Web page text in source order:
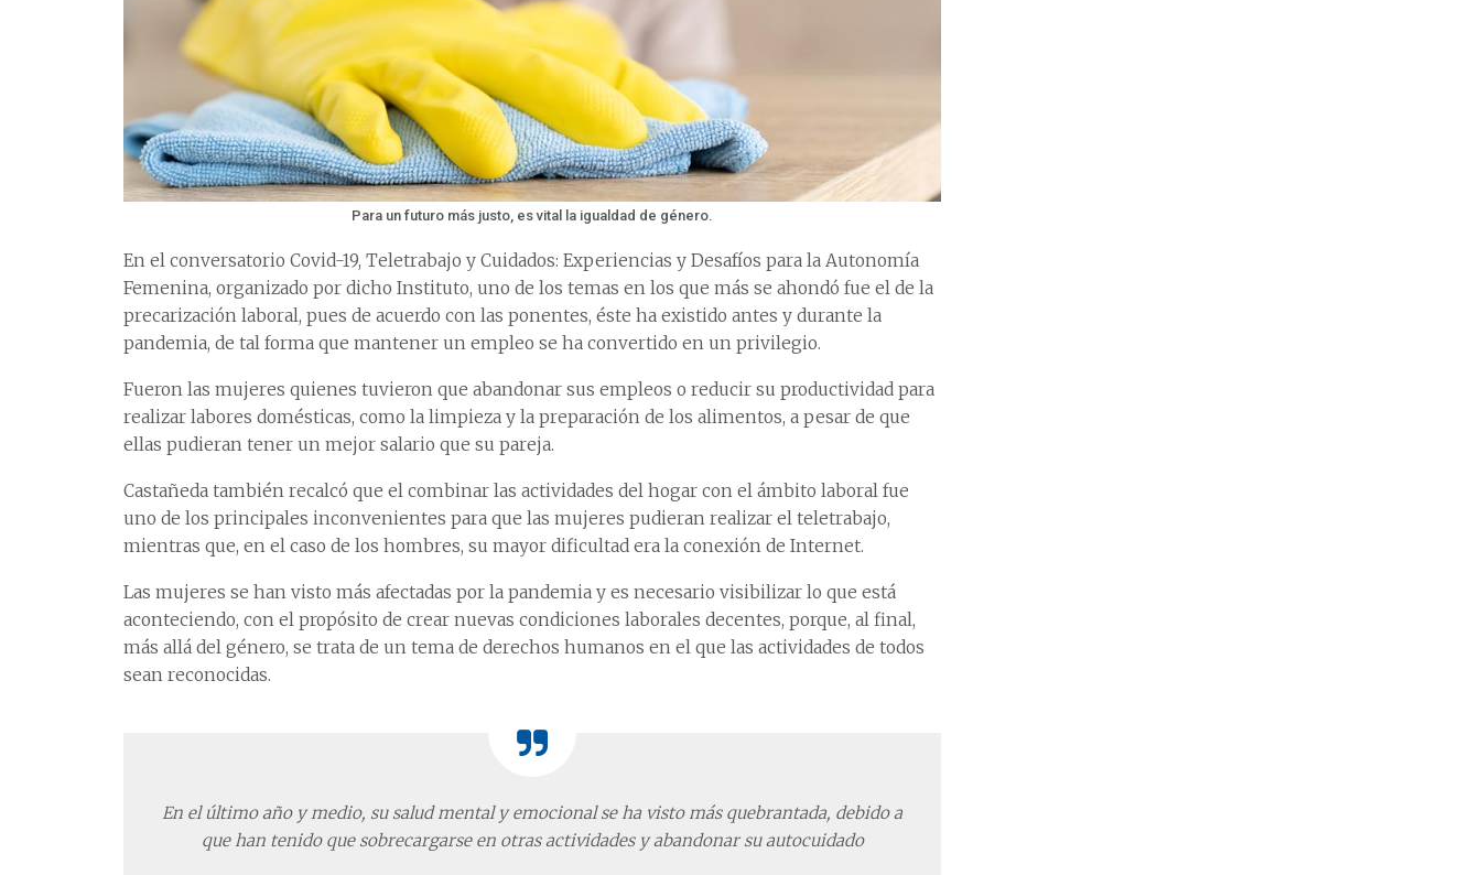
Para un futuro más justo, es vital la igualdad de género.
En el conversatorio Covid-19, Teletrabajo y Cuidados: Experiencias y Desafíos para la Autonomía
Femenina, organizado por dicho Instituto, uno de los temas en los que más se ahondó fue el de la
precarización laboral, pues de acuerdo con las ponentes, éste ha existido antes y durante la
pandemia, de tal forma que mantener un empleo se ha convertido en un privilegio.
Fueron las mujeres quienes tuvieron que abandonar sus empleos o reducir su productividad para
realizar labores domésticas, como la limpieza y la preparación de los alimentos, a pesar de que
ellas pudieran tener un mejor salario que su pareja.
Castañeda también recalcó que el combinar las actividades del hogar con el ámbito laboral fue
uno de los principales inconvenientes para que las mujeres pudieran realizar el teletrabajo,
mientras que, en el caso de los hombres, su mayor dificultad era la conexión de Internet.
Las mujeres se han visto más afectadas por la pandemia y es necesario visibilizar lo que está
aconteciendo, con el propósito de crear nuevas condiciones laborales decentes, porque, al final,
más allá del género, se trata de un tema de derechos humanos en el que las actividades de todos
sean reconocidas.
En el último año y medio, su salud mental y emocional se ha visto más quebrantada, debido a
que han tenido que sobrecargarse en otras actividades y abandonar su autocuidado